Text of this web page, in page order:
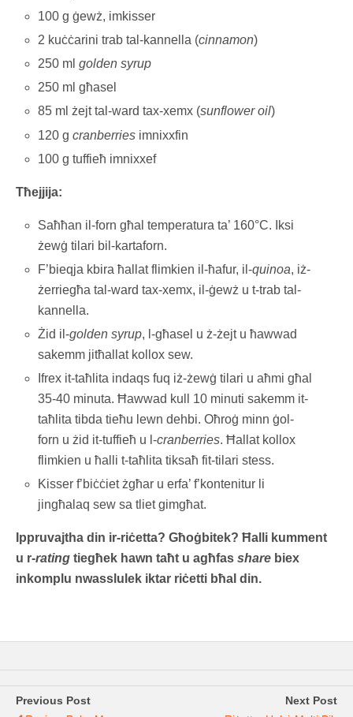
100 g ġewż, imkisser
2 kuċċarini trab tal-kannella (cinnamon)
250 mlgolden syrup
250 ml għasel
85 ml żejt tal-ward tax-xemx (sunflower oil)
120 gcranberries imnixxfin
100 g tuffieħ imnixxef
Tħejjija:
Saħħan il-forn għal temperatura ta’ 160°C. Iksi
żewġ tilari bil-kartaforn.
F’bieqja kbira ħallat flimkien il-ħafur, il-quinoa, iż-
żerriegħa tal-ward tax-xemx, il-ġewż u t-trab tal-
kannella.
Żid il-golden syrup, l-għasel u ż-żejt u ħawwad
sakemm jitħallat kollox sew.
Ifrex it-taħlita indaqs fuq iż-żewġ tilari u aħmi għal
35-40 minuta. Ħawwad kull 10 minuti sakemm it-
taħlita tibda tieħu lewn dehbi. Oħroġ minn ġol-
forn u żid it-tuffieħ u l-cranberries. Ħallat kollox
flimkien u ħalli t-taħlita tiksaħ fit-tilari stess.
Kisser f’biċċiet żgħar u erfa’ f’kontenitur li
jingħalaq sew sa tliet gimgħat.
Ippruvajtha din ir-riċetta? Għoġbitek? Ħalli kumment
u r-rating tiegħek hawn taħt u agħfas share biex
inkomplu nwasslulek iktar riċetti bħal din.
Previous Post
Next Post